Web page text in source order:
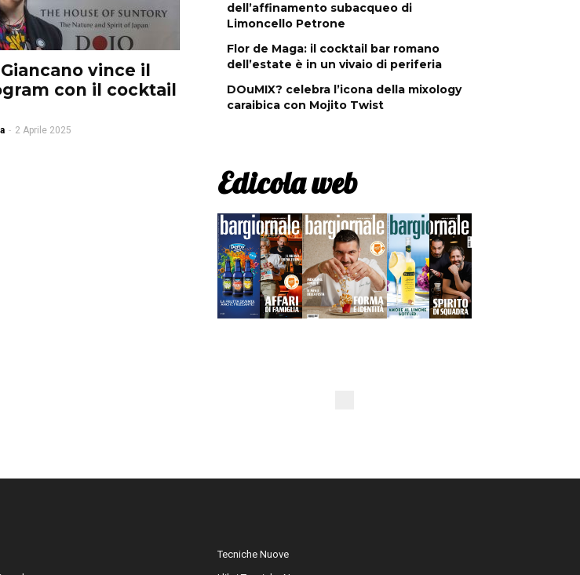
vince il
con il cocktail
- 2 Aprile 2025
dell’affinamento subacqueo di
Limoncello Petrone
Flor de Maga: il cocktail bar romano
dell’estate è in un vivaio di periferia
DOuMIX? celebra l’icona della mixology
caraibica con Mojito Twist
Edicola web
Tecniche Nuove